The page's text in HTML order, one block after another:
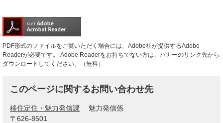
PDF形式のファイルをご覧いただく場合には、Adobe社が提供するAdobe
Readerが必要です。
Adobe Readerをお持ちでない方は、バナーのリンク先から
ダウンロードしてください。（無料）
このページに関するお問い合わせ先
移住定住・魅力発信課
魅力発信係
〒626-8501